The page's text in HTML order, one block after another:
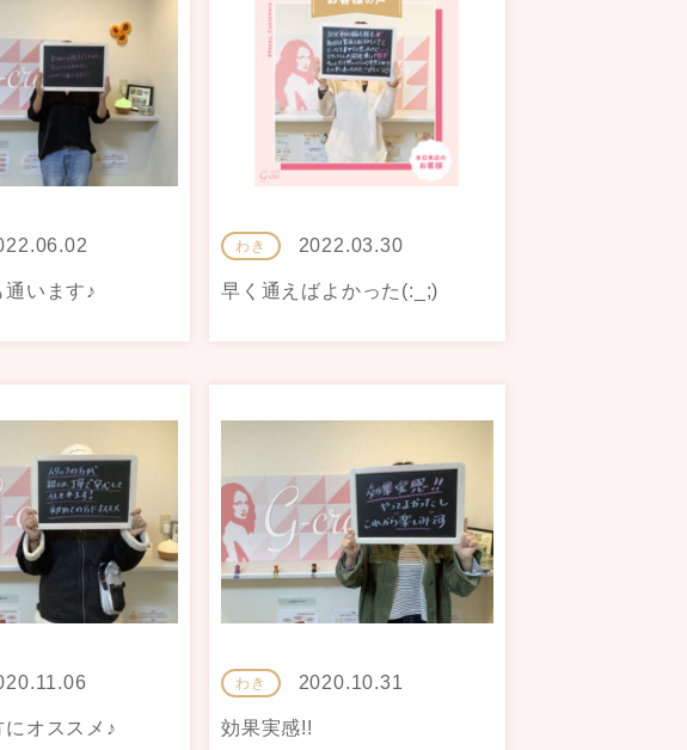
通います♪
わき 2022.03.30
早く通えばよかった(:_;)
オススメ♪
わき 2020.10.31
効果実感!!